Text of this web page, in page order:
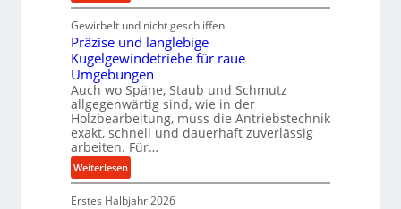
r
m
a
n
c
e
b
e
i
m
D
r
K
u
g
e
l
g
e
w
n
d
e
Gewirbelt und nicht geschliffen
Präzise und langlebige
Kugelgewindetriebe für raue
Umgebungen
Auch wo Späne, Staub und Schmutz
allgegenwärtig sind, wie in der
Holzbearbeitung, muss die Antriebstechnik
exakt, schnell und dauerhaft zuverlässig
arbeiten. Für…
Weiterlesen:
P
r
Erstes Halbjahr 2026